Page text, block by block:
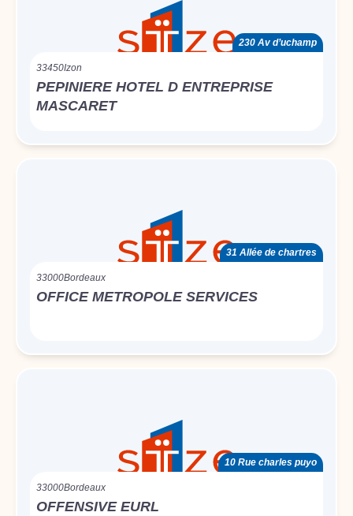
230 Av d’uchamp
33450Izon
PEPINIERE HOTEL D ENTREPRISE
MASCARET
31 Allée de chartres
33000Bordeaux
OFFICE METROPOLE SERVICES
10 Rue charles puyo
33000Bordeaux
OFFENSIVE EURL